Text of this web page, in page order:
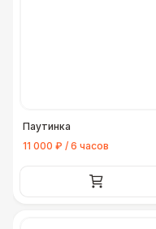
Паутинка
11 000 ₽ / 6 часов